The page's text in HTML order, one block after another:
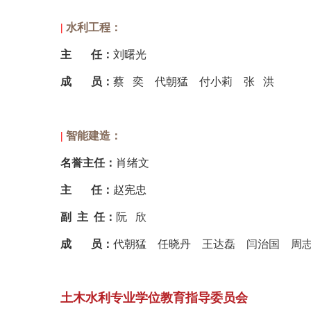
| 水利工程：
主 任： 刘曙光
成 员 ： 蔡 奕 代朝猛 付小莉 张 洪
| 智能建造：
名誉主任： 肖绪文
主 任： 赵宪忠
副 主 任： 阮 欣
成 员 ： 代朝猛 任晓丹 王达磊 闫治国 周
土木水利专业学位教育指导委员会